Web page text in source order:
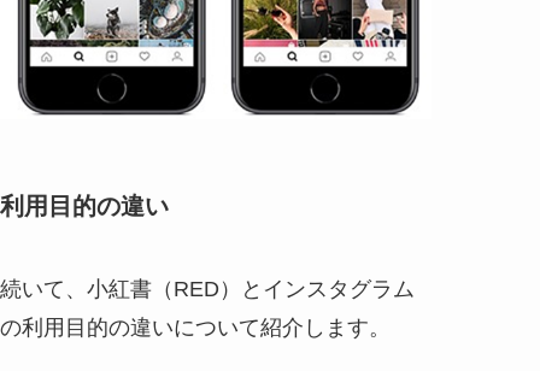
利用目的の違い
続いて、小紅書（RED）とインスタグラム
の利用目的の違いについて紹介します。